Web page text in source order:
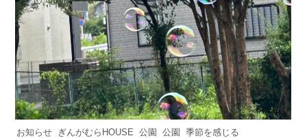
お知らせ ぎんがむらHOUSE 公園 公園 季節を感じる